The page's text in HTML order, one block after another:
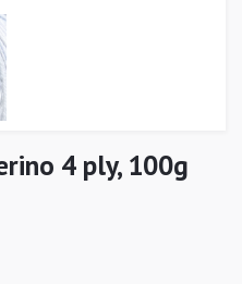
4 ply, 100g